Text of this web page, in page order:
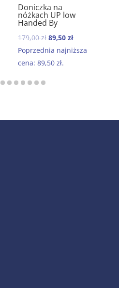
5.00
Doniczka na
nóżkach UP low
Handed By
179,00zł Pierwotna
cena
wynosiła:
89,50 złAktualna
cena
Poprzednia najniższa
cena: 89,50 zł.